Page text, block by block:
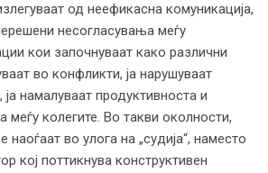
од неефикасна комуникација,
несогласувања меѓу
кои започнуваат како различни
во конфликти, ја нарушуваат
намалуваат продуктивноста и
меѓу колегите. Во такви околности,
наоѓаат во улога на „судија“, наместо
кој поттикнува конструктивен